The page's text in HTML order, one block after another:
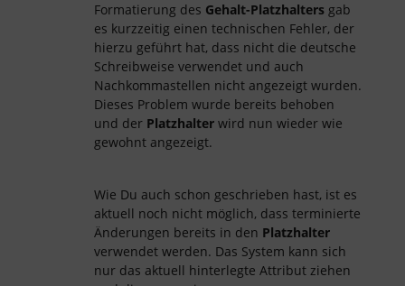
Formatierung des Gehalt-Platzhalters gab
es kurzzeitig einen technischen Fehler, der
hierzu geführt hat, dass nicht die deutsche
Schreibweise verwendet und auch
Nachkommastellen nicht angezeigt wurden.
Dieses Problem wurde bereits behoben
und der Platzhalter wird nun wieder wie
gewohnt angezeigt.
Wie Du auch schon geschrieben hast, ist es
aktuell noch nicht möglich, dass terminierte
Änderungen bereits in den Platzhalter
verwendet werden. Das System kann sich
nur das aktuell hinterlegte Attribut ziehen